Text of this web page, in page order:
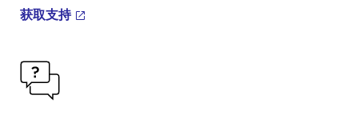
获取支持